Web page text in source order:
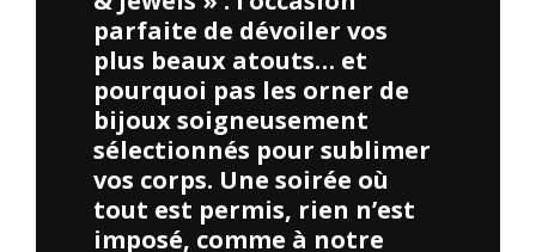
parfaite de dévoiler vos
plus beaux atouts… et
pourquoi pas les orner de
bijoux soigneusement
sélectionnés pour sublimer
vos corps. Une soirée où
tout est permis, rien n’est
imposé, comme à notre